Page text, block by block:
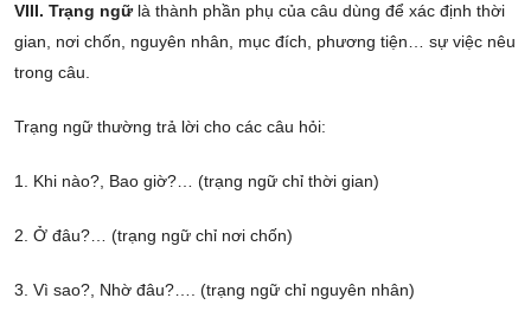
VIII. Trạng ngữlà thành phần phụ của câu dùng để xác định thời
gian, nơi chốn, nguyên nhân, mục đích, phương tiện… sự việc nêu
trong câu.
Trạng ngữ thường trả lời cho các câu hỏi:
1. Khi nào?, Bao giờ?… (trạng ngữ chỉ thời gian)
2. Ở đâu?… (trạng ngữ chỉ nơi chốn)
3. Vì sao?, Nhờ đâu?…. (trạng ngữ chỉ nguyên nhân)